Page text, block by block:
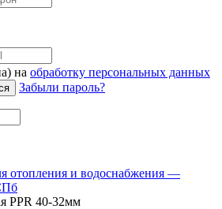
на обработку персональных данных
Забыли пароль?
отопления и водоснабжения —
PPR 40-32мм